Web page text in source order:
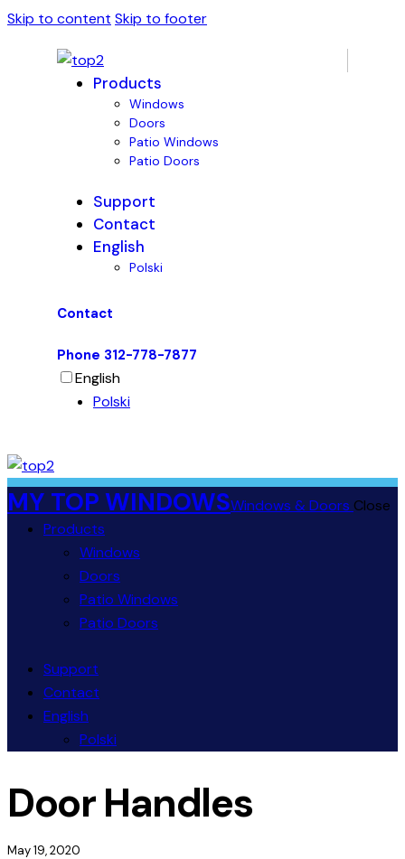
Skip to content Skip to footer
Products
Windows
Doors
Patio Windows
Patio Doors
Support
Contact
English
Polski
Contact
Phone 312-778-7877
English
Polski
MY TOP WINDOWSWindows & Doors Close
Products
Windows
Doors
Patio Windows
Patio Doors
Support
Contact
English
Polski
Door Handles
May 19, 2020